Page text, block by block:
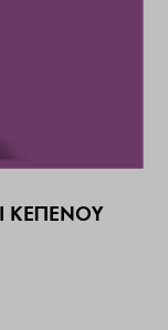
ΚΕΠΕΝΟΥ